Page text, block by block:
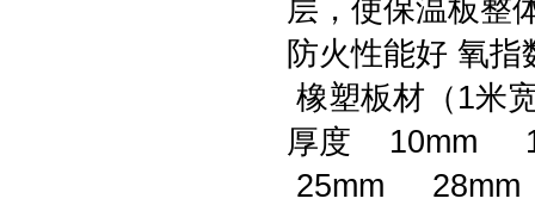
层，使保温板整
防火性能好 氧指
橡塑板材（1米
厚度 10mm
25mm